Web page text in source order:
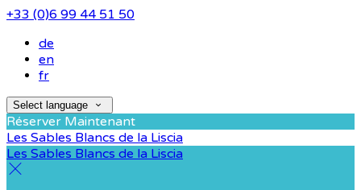
+33 (0)6 99 44 51 50
de
en
fr
Select language
Réserver Maintenant
Les Sables Blancs de la Liscia
Les Sables Blancs de la Liscia